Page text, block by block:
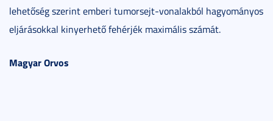
lehetőség szerint emberi tumorsejt-vonalakból hagyományos
eljárásokkal kinyerhető fehérjék maximális számát.
Magyar Orvos